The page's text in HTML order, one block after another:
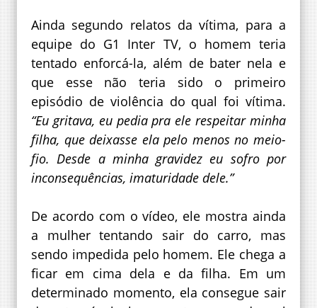
Ainda segundo relatos da vítima, para a
equipe do G1 Inter TV, o homem teria
tentado enforcá-la, além de bater nela e
que esse não teria sido o primeiro
episódio de violência do qual foi vítima.
“Eu gritava, eu pedia pra ele respeitar minha
filha, que deixasse ela pelo menos no meio-
fio. Desde a minha gravidez eu sofro por
inconsequências, imaturidade dele.”
De acordo com o vídeo, ele mostra ainda
a mulher tentando sair do carro, mas
sendo impedida pelo homem. Ele chega a
ficar em cima dela e da filha. Em um
determinado momento, ela consegue sair